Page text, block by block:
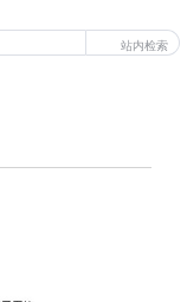
站内检索